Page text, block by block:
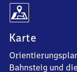
Karte
Bahnsteig und